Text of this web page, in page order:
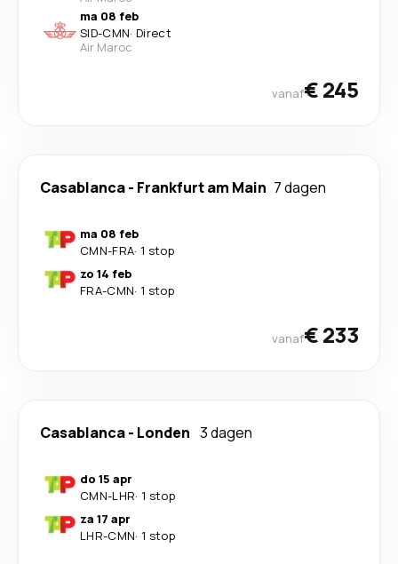
ma 08 feb
SID-CMN· Direct
Air Maroc
vanaf€ 245
Casablanca- Frankfurt am Main 7 dagen
ma 08 feb
CMN-FRA· 1 stop
zo 14 feb
FRA-CMN· 1 stop
vanaf€ 233
Casablanca- Londen 3 dagen
do 15 apr
CMN-LHR· 1 stop
za 17 apr
LHR-CMN· 1 stop